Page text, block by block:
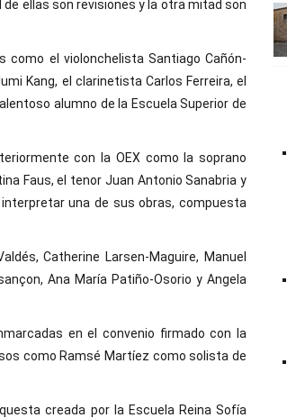
ellas son revisiones y la otra mitad son
como el violonchelista Santiago Cañón-
Kang, el clarinetista Carlos Ferreira, el
alumno de la Escuela Superior de
con la OEX como la soprano
Faus, el tenor Juan Antonio Sanabria y
interpretar una de sus obras, compuesta
Catherine Larsen-Maguire, Manuel
Ana María Patiño-Osorio y Angela
en el convenio firmado con la
como Ramsé Martíez como solista de
creada por la Escuela Reina Sofía